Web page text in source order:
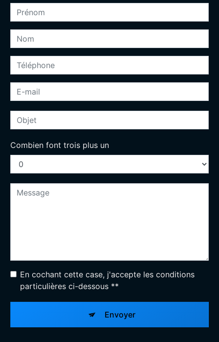
Combien font trois plus un
En cochant cette case, j'accepte les conditions
particulières ci-dessous **
Envoyer